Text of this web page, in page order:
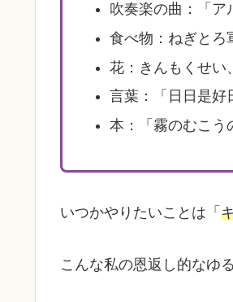
吹奏楽の曲：「ア
食べ物：ねぎとろ
花：きんもくせい
言葉：「日日是好
本：「霧のむこう
いつかやりたいことは「
こんな私の恩返し的なゆ